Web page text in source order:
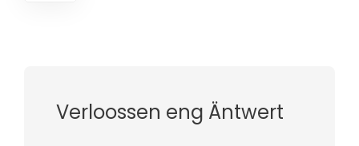
Verloossen eng Äntwert